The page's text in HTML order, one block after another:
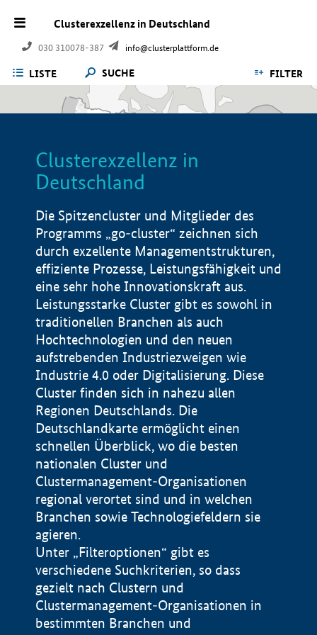
Clusterexzellenz in Deutschland
030 310078-387 info@clusterplattform.de
LISTE SUCHE FILTER
Clusterexzellenz in
Deutschland
Die Spitzencluster und Mitglieder des
Programms „go-cluster“ zeichnen sich
durch exzellente Managementstrukturen,
effiziente Prozesse, Leistungsfähigkeit und
eine sehr hohe Innovationskraft aus.
Leistungsstarke Cluster gibt es sowohl in
traditionellen Branchen als auch
Hochtechnologien und den neuen
aufstrebenden Industriezweigen wie
Industrie 4.0 oder Digitalisierung. Diese
Cluster finden sich in nahezu allen
Regionen Deutschlands. Die
Deutschlandkarte ermöglicht einen
schnellen Überblick, wo die besten
nationalen Cluster und
Clustermanagement-Organisationen
regional verortet sind und in welchen
Branchen sowie Technologiefeldern sie
agieren.
Unter „Filteroptionen“ gibt es
verschiedene Suchkriterien, so dass
gezielt nach Clustern und
Clustermanagement-Organisationen in
bestimmten Branchen und
Impressum
Datenschutzerklärung
BMWE, 2026 ©
100 km © Geobasis-DE / BKG 2015